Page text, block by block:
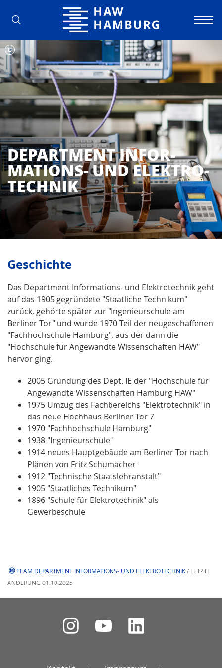
Hochschule für Angewandte
DEPARTMENT INFOR­
MATIONS- UND ELEKTRO­
TECHNIK
Geschichte
Das Department Informations- und Elektrotechnik geht
auf das 1905 gegründete "Staatliche Technikum"
zurück, gehörte später zur "Ingenieurschule am
Berliner Tor" und wurde 1970 Teil der neugeschaffenen
"Fachhochschule Hamburg", aus der dann die
"Hochschule für Angewandte Wissenschaften HAW"
hervor ging.
2005 Gründung des Dept. IE der "Hochschule für
Angewandte Wissenschaften Hamburg HAW"
1975 Umzug des Fachbereichs "Elektrotechnik" in
das neue Hochhaus Berliner Tor 7
1970 "Fachhochschule Hamburg"
1938 "Ingenieurschule"
1914 neues Hauptgebäude am Berliner Tor nach
Plänen von Fritz Schumacher
1912 "Technische Staatslehranstalt"
1905 "Staatliches Technikum"
1896 "Schule für Elektrotechnik" als
Gewerbeschule
TEAM DEPARTMENT INFORMATIONS- UND ELEKTROTECHNIK/ LETZTE
ÄNDERUNG 01.10.2025